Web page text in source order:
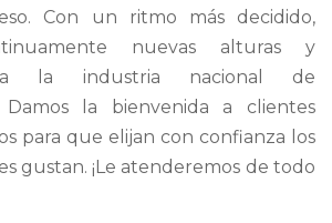
Con un ritmo más decidido,
nuevas alturas y
a la industria nacional de
Damos la bienvenida a clientes
para que elijan con confianza los
gustan. ¡Le atenderemos de todo